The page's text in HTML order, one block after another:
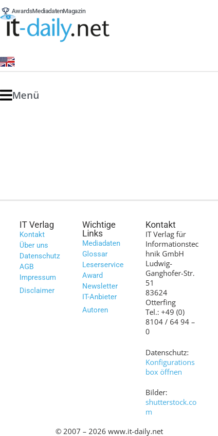
AwardsMediadatenMagazin
Menü
IT Verlag
Kontakt
Über uns
Datenschutz
AGB
Impressum
Disclaimer
Wichtige
Links
Mediadaten
Glossar
Leserservice
Award
Newsletter
IT-Anbieter
Autoren
Kontakt
IT Verlag für
Informationstec
hnik GmbH
Ludwig-
Ganghofer-Str.
51
83624
Otterfing
Tel.: +49 (0)
8104 / 64 94 –
0
Datenschutz:
Konfigurations
box öffnen
Bilder:
shutterstock.co
m
© 2007 – 2026 www.it-daily.net